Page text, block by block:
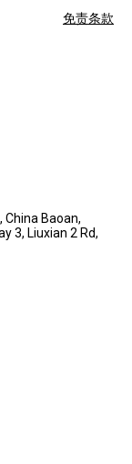
免责条款
China Baoan,
3, Liuxian 2 Rd,